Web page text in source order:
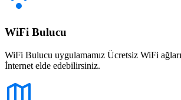
WiFi Bulucu
WiFi Bulucu uygulamamız Ücretsiz WiFi
İnternet elde edebilirsiniz.